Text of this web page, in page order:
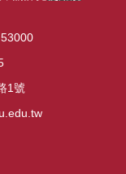
1號